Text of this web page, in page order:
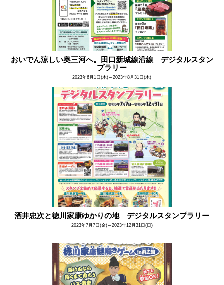
おいでん涼しい奥三河へ。田口新城線沿線 デジタルスタン
プラリー
2023年6月1日(木)～2023年8月31日(木)
酒井忠次と徳川家康ゆかりの地 デジタルスタンプラリー
2023年7月7日(金)～2023年12月31日(日)